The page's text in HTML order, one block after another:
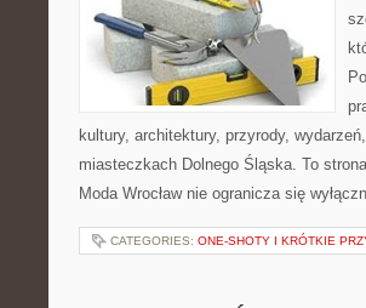
kultury, architektury, przyrody,
miasteczkach Dolnego Śląska. To
Moda Wrocław nie ogranicza się
CATEGORIES: ONE-SHOTY I KRÓTKIE